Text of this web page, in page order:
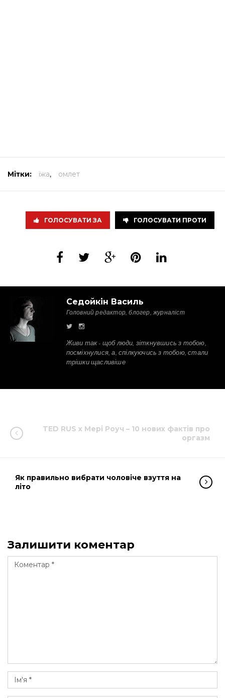
Мітки: їжа, омлет
ГОЛОСУВАТИ ЗА ГОЛОСУВАТИ ПРОТИ
Седойкін Василь
Головний редактор, блогер, журналіст
Живи так - щоб люди, зіткнувшись з тобою,
посміхнулися, а, спілкуючись з тобою, стали
трішки щасливіше
TED RUS x Мері Роуч – 10 нових фактів про
оргазм
Як правильно вибрати чоловіче взуття на
літо
Залишити коментар